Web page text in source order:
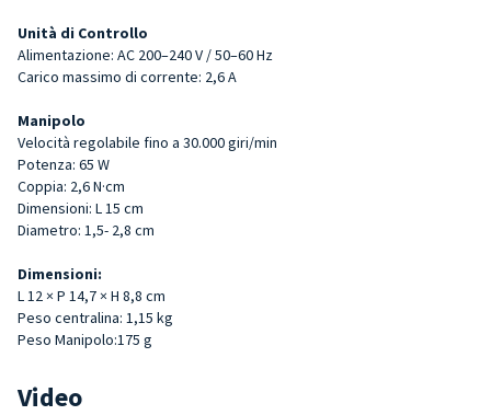
Unità di Controllo
Alimentazione: AC 200–240 V / 50–60 Hz
Carico massimo di corrente: 2,6 A
Manipolo
Velocità regolabile fino a 30.000 giri/min
Potenza: 65 W
Coppia: 2,6 N·cm
Dimensioni: L 15 cm
Diametro: 1,5- 2,8 cm
Dimensioni:
L 12 × P 14,7 × H 8,8 cm
Peso centralina: 1,15 kg
Peso Manipolo:175 g
Video